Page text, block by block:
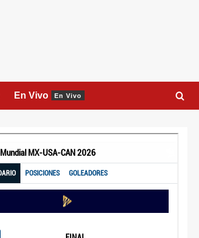
En Vivo En Vivo